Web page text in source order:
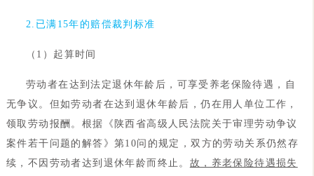
2.已满15年的赔偿裁判标准
（1）起算时间
劳动者在达到法定退休年龄后，可享受养老保险待遇，自
无争议。但如劳动者在达到退休年龄后，仍在用人单位工作，
领取劳动报酬。根据《陕西省高级人民法院关于审理劳动争议
案件若干问题的解答》第10问的规定，双方的劳动关系仍然存
续，不因劳动者达到退休年龄而终止。 故，养老保险待遇损失